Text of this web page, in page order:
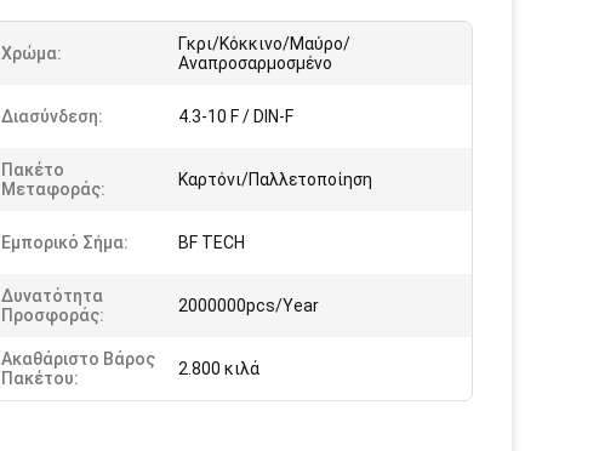
Χρώμα:
Γκρι/Κόκκινο/Μαύρο/
Αναπροσαρμοσμένο
Διασύνδεση: 4.3-10 F / DIN-F
Πακέτο
Μεταφοράς:
Καρτόνι/Παλλετοποίηση
Εμπορικό Σήμα: BF TECH
Δυνατότητα
Προσφοράς:
2000000pcs/Year
Ακαθάριστο Βάρος
Πακέτου:
2.800 κιλά